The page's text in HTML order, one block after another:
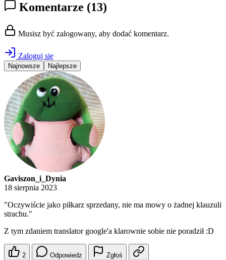
Komentarze (13)
Musisz być zalogowany, aby dodać komentarz.
Zaloguj się
Najnowsze Najlepsze
Gaviszon_i_Dynia
18 sierpnia 2023
"Oczywiście jako piłkarz sprzedany, nie ma mowy o żadnej klauzuli
strachu."
Z tym zdaniem translator google'a klarownie sobie nie poradził :D
2 Odpowiedz Zgłoś